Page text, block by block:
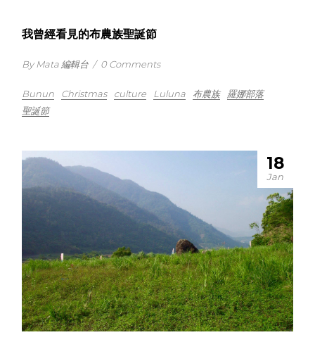
我曾經看見的布農族聖誕節
By Mata 編輯台 / 0 Comments
Bunun Christmas culture Luluna 布農族
羅娜部落
聖誕節
18
Jan